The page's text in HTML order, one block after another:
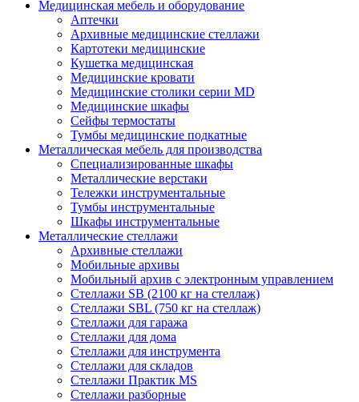
Медицинская мебель и оборудование
Аптечки
Архивные медицинские стеллажи
Картотеки медицинские
Кушетка медицинская
Медицинские кровати
Медицинские столики серии MD
Медицинские шкафы
Сейфы термостаты
Тумбы медицинские подкатные
Металлическая мебель для производства
Cпециализированные шкафы
Металлические верстаки
Тележки инструментальные
Тумбы инструментальные
Шкафы инструментальные
Металлические стеллажи
Архивные стеллажи
Мобильные архивы
Мобильный архив с электронным управлением
Стеллажи SB (2100 кг на стеллаж)
Стеллажи SBL (750 кг на стеллаж)
Стеллажи для гаража
Стеллажи для дома
Стеллажи для инструмента
Стеллажи для складов
Стеллажи Практик MS
Стеллажи разборные